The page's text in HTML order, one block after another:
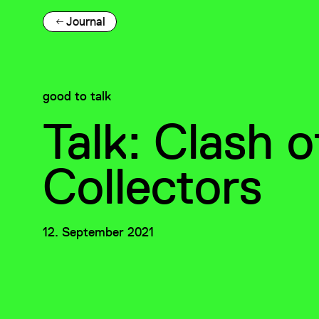
Journal
good to talk
Talk: Clash
Collectors
12. September 2021